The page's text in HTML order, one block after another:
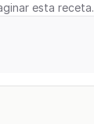
esta receta.